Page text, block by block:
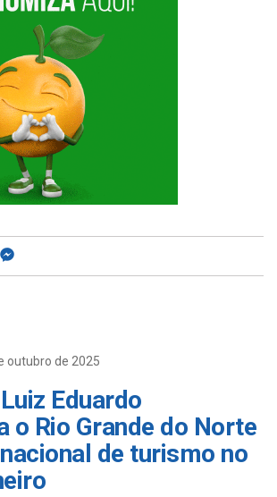
outubro de 2025
Eduardo
o Rio Grande do Norte
de turismo no